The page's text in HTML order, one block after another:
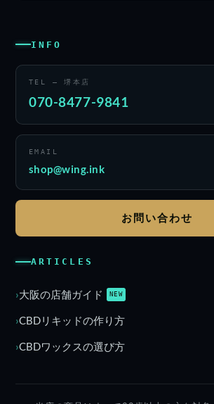
INFO
TEL — 堺本店
070-8477-9841
EMAIL
shop@wing.ink
お問い合わせ
ARTICLES
大阪の店舗ガイド NEW
CBDリキッドの作り方
CBDワックスの選び方